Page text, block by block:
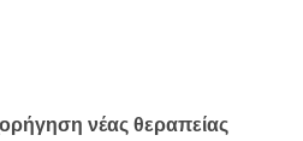
νέας θεραπείας